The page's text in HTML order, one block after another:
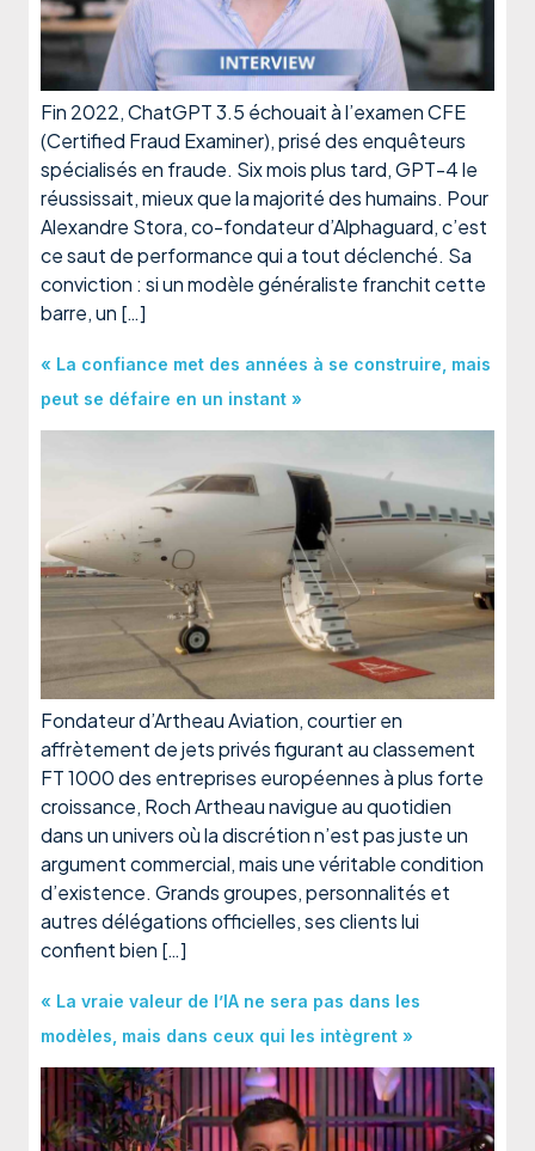
Fin 2022, ChatGPT 3.5 échouait à l’examen CFE
(Certified Fraud Examiner), prisé des enquêteurs
spécialisés en fraude. Six mois plus tard, GPT-4 le
réussissait, mieux que la majorité des humains. Pour
Alexandre Stora, co-fondateur d’Alphaguard, c’est
ce saut de performance qui a tout déclenché. Sa
conviction : si un modèle généraliste franchit cette
barre, un […]
« La confiance met des années à se construire, mais
peut se défaire en un instant »
Fondateur d’Artheau Aviation, courtier en
affrètement de jets privés figurant au classement
FT 1000 des entreprises européennes à plus forte
croissance, Roch Artheau navigue au quotidien
dans un univers où la discrétion n’est pas juste un
argument commercial, mais une véritable condition
d’existence. Grands groupes, personnalités et
autres délégations officielles, ses clients lui
confient bien […]
« La vraie valeur de l’IA ne sera pas dans les
modèles, mais dans ceux qui les intègrent »